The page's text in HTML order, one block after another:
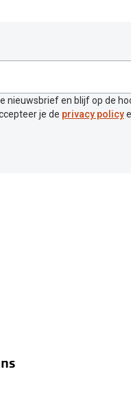
nieuwsbrief en blijf op de
je de privacy policy